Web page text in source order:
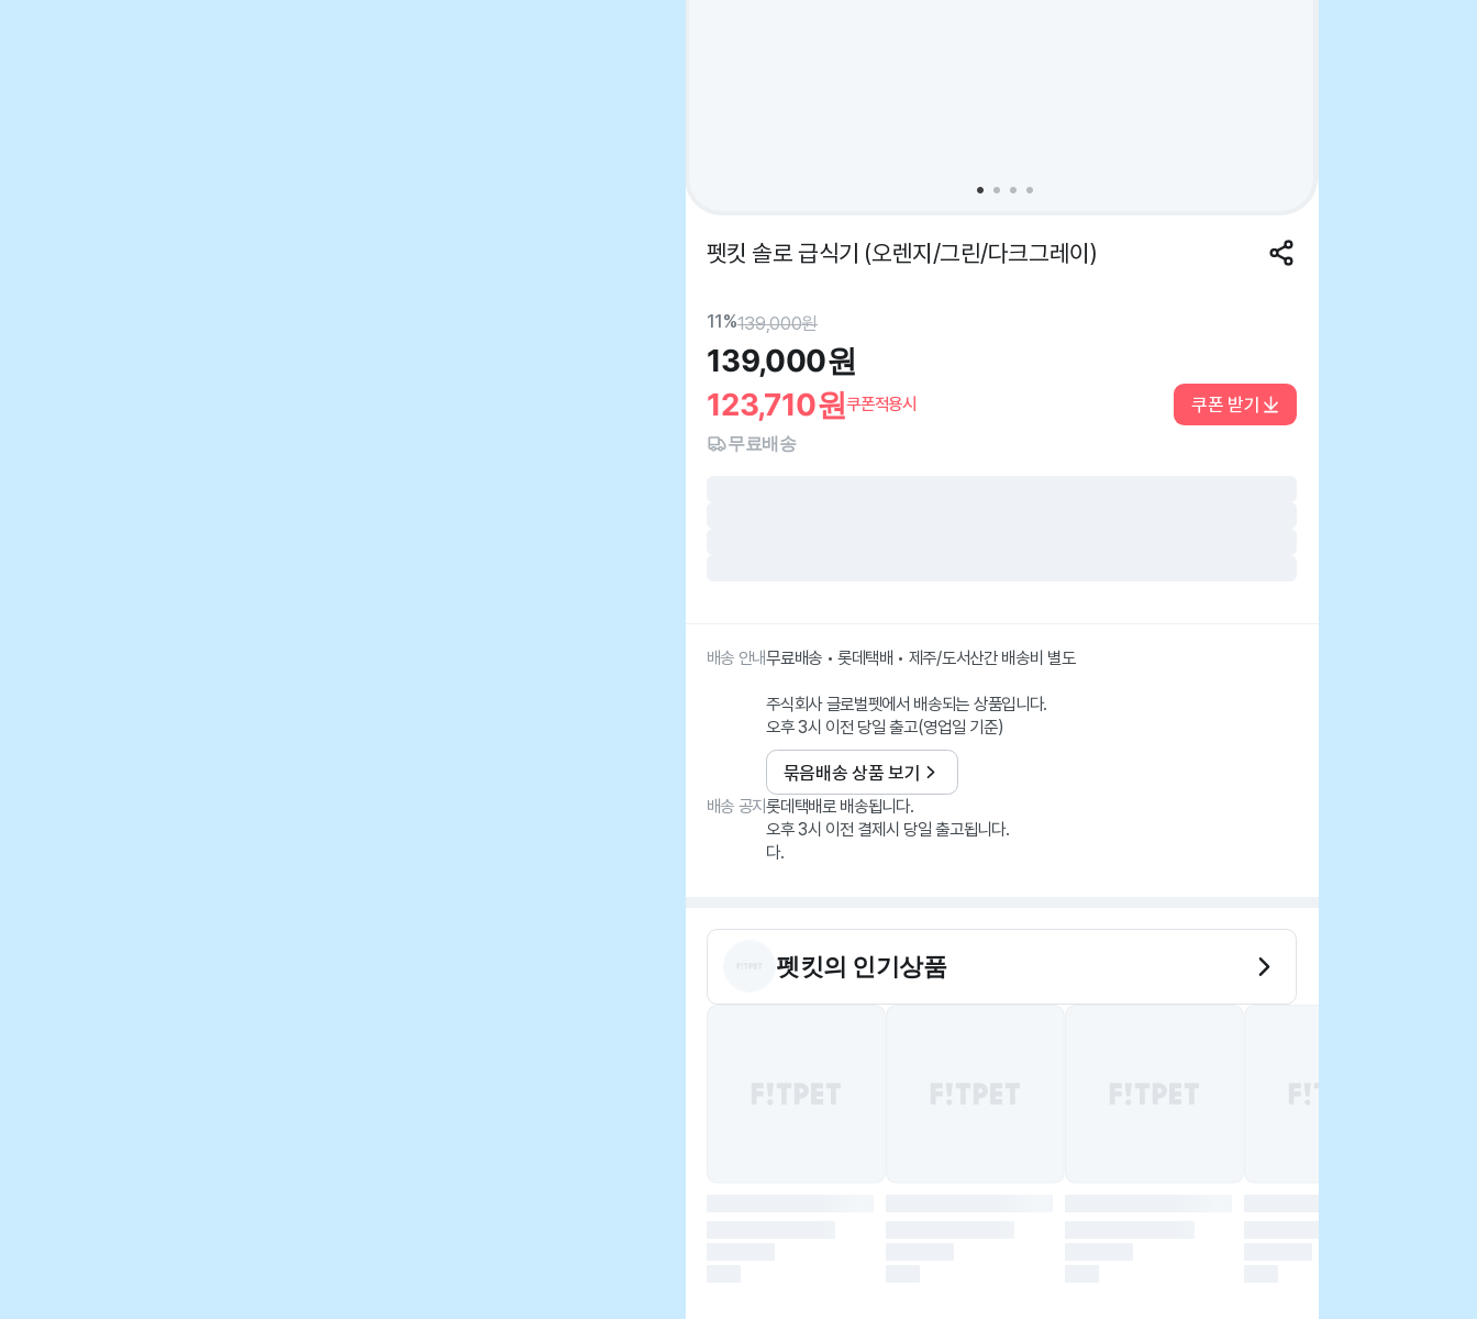
펫킷 솔로 급식기 (오렌지/그린/다크그레이)
11%139,000원
139,000원
123,710원쿠폰적용시 쿠폰 받기
무료배송
배송 안내무료배송 • 롯데택배 • 제주/도서산간 배송비 별도
주식회사 글로벌펫에서 배송되는 상품입니다.
오후 3시 이전 당일 출고(영업일 기준)
묶음배송 상품 보기
배송 공지롯데택배로 배송됩니다.
오후 3시 이전 결제시 당일 출고됩니다.
다.
펫킷의 인기상품